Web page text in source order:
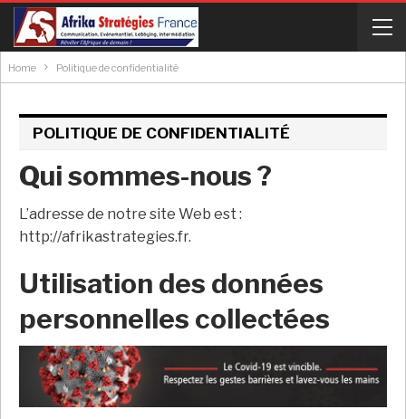
Home Politique de confidentialité
POLITIQUE DE CONFIDENTIALITÉ
Qui sommes-nous ?
L’adresse de notre site Web est :
http://afrikastrategies.fr.
Utilisation des données
personnelles collectées